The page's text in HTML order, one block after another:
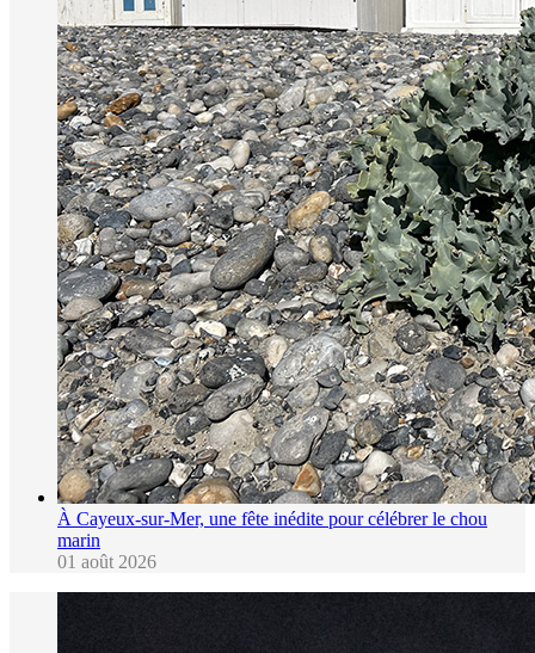
À Cayeux-sur-Mer, une fête inédite pour célébrer le chou
marin
01 août 2026